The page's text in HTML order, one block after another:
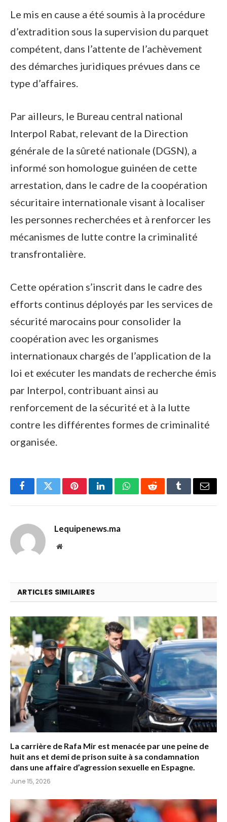
Le mis en cause a été soumis à la procédure
d’extradition sous la supervision du parquet
compétent, dans l’attente de l’achèvement
des démarches juridiques prévues dans ce
type d’affaires.
Par ailleurs, le Bureau central national
Interpol Rabat, relevant de la Direction
générale de la sûreté nationale (DGSN), a
informé son homologue guinéen de cette
arrestation, dans le cadre de la coopération
sécuritaire internationale visant à localiser
les personnes recherchées et à renforcer les
mécanismes de lutte contre la criminalité
transfrontalière.
Cette opération s’inscrit dans le cadre des
efforts continus déployés par les services de
sécurité marocains pour consolider la
coopération avec les organismes
internationaux chargés de l’application de la
loi et exécuter les mandats de recherche émis
par Interpol, contribuant ainsi au
renforcement de la sécurité et à la lutte
contre les différentes formes de criminalité
organisée.
FacebookTwitterPinterestLinkedInWhatsAppRedditTumblrEmail
Lequipenews.ma
Website
ARTICLES SIMILAIRES
La carrière de Rafa Mir est menacée par une peine de
huit ans et demi de prison suite à sa condamnation
dans une affaire d’agression sexuelle en Espagne.
June 15, 2026